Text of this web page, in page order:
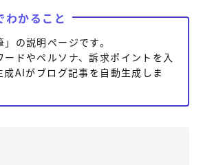
ビスの製品
】エリ
ス
【金融機関向け】マーケティ
ング
サービス
SNSアカウント運用代行サー
わかること
」の説明ページです。
ードやペルソナ、訴求ポイントを入
成AIがブログ記事を自動生成しま